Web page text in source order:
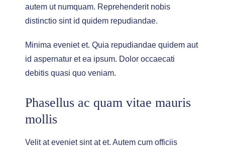
autem ut numquam. Reprehenderit nobis
distinctio sint id quidem repudiandae.
Minima eveniet et. Quia repudiandae quidem aut
id aspernatur et ea ipsum. Dolor occaecati
debitis quasi quo veniam.
Phasellus ac quam vitae mauris
mollis
Velit at eveniet sint at et. Autem cum officiis